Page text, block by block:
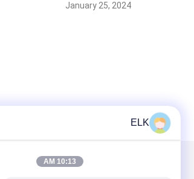
January 25, 2024
ELK
10:13 AM